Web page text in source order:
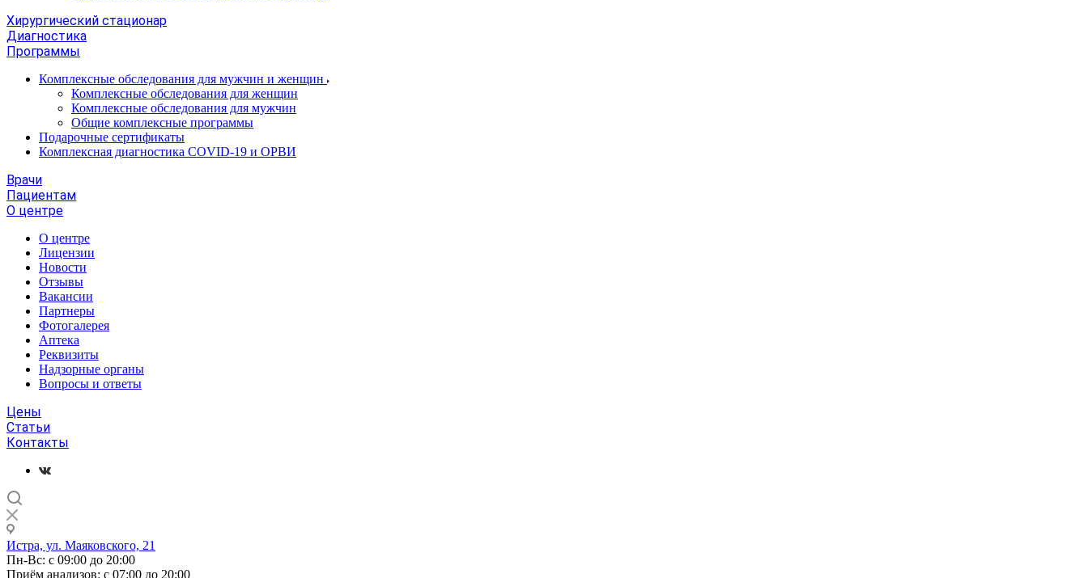
Хирургический стационар
Диагностика
Программы
Комплексные обследования для мужчин и женщин
Комплексные обследования для женщин
Комплексные обследования для мужчин
Общие комплексные программы
Подарочные сертификаты
Комплексная диагностика COVID-19 и ОРВИ
Врачи
Пациентам
О центре
О центре
Лицензии
Новости
Отзывы
Вакансии
Партнеры
Фотогалерея
Аптека
Реквизиты
Надзорные органы
Вопросы и ответы
Цены
Статьи
Контакты
Истра, ул. Маяковского, 21
Пн-Вс: с 09:00 до 20:00
Приём анализов: с 07:00 до 20:00